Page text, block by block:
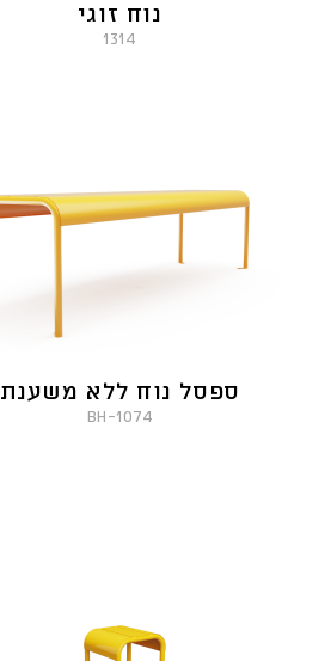
נוח זוגי
1314
ספסל נוח ללא משענת
1074-BH